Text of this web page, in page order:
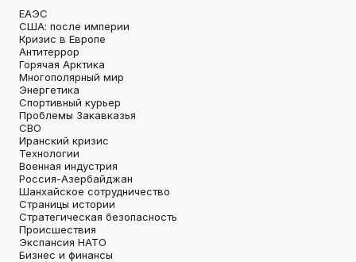
ЕАЭС
США: после империи
Кризис в Европе
Антитеррор
Горячая Арктика
Многополярный мир
Энергетика
Спортивный курьер
Проблемы Закавказья
СВО
Иранский кризис
Технологии
Военная индустрия
Россия-Азербайджан
Шанхайское сотрудничество
Страницы истории
Стратегическая безопасность
Происшествия
Экспансия НАТО
Бизнес и финансы